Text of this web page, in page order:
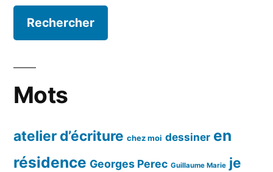
Mots
atelier d’écriture chez moi dessiner en
résidence Georges Perec Guillaume Marie je